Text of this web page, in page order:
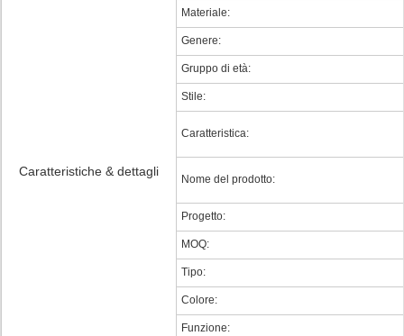
Caratteristiche & dettagli
Materiale:
Genere:
Gruppo di età:
Stile:
Caratteristica:
Nome del prodotto:
Progetto:
MOQ:
Tipo:
Colore:
Funzione: